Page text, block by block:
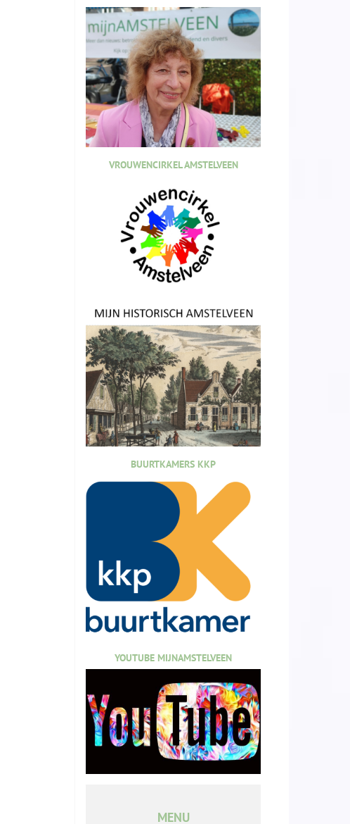
VROUWENCIRKEL AMSTELVEEN
BUURTKAMERS KKP
YOUTUBE MIJNAMSTELVEEN
MENU